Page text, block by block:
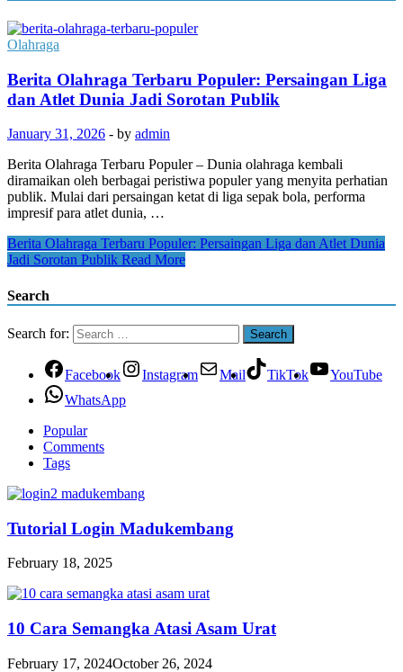
Olahraga
Berita Olahraga Terbaru Populer: Persaingan Liga
dan Atlet Dunia Jadi Sorotan Publik
January 31, 2026 - by admin
Berita Olahraga Terbaru Populer – Dunia olahraga kembali
diramaikan oleh berbagai peristiwa populer yang menyita perhatian
publik. Mulai dari persaingan ketat di liga sepak bola, performa
impresif para atlet dunia, …
Berita Olahraga Terbaru Populer: Persaingan Liga dan Atlet Dunia
Jadi Sorotan Publik Read More
Search
Search for:
Facebook Instagram Mail TikTok
YouTube
WhatsApp
Popular
Comments
Tags
Tutorial Login Madukembang
February 18, 2025
10 Cara Semangka Atasi Asam Urat
February 17, 2024October 26, 2024